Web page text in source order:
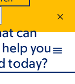
can
you
today?